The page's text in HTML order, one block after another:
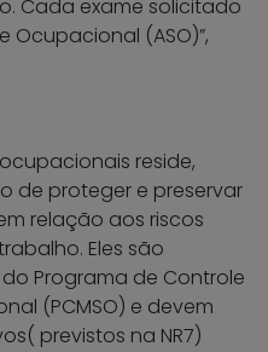
Cada exame solicitado
Ocupacional (ASO)”,
reside,
de proteger e preservar
relação aos riscos
Eles são
Programa de Controle
(PCMSO) e devem
previstos na NR7)